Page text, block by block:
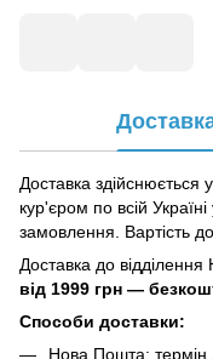
Доставка здійснюється
кур'єром по всій
замовлення. Вартість
Доставка до
від 1999 грн —
Способи доставки:
Нова Пошта: термін